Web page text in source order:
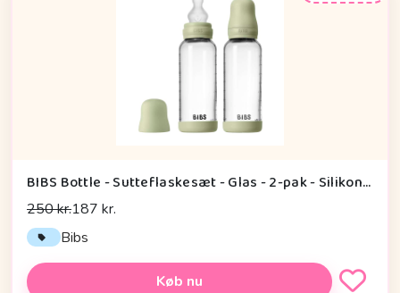
BIBS Bottle - Sutteflaskesæt - Glas - 2-pak - Silikone/Slow Flow/Rund - 240ml - Sage
250 kr.187 kr.
Bibs
Køb nu